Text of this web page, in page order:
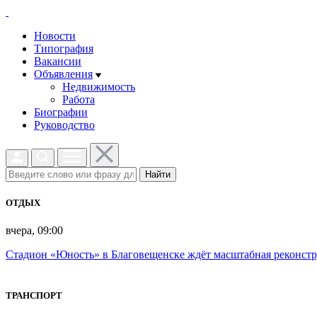
Новости
Типография
Вакансии
Объявления
Недвижимость
Работа
Биографии
Руководство
Найти
ОТДЫХ
вчера, 09:00
Стадион «Юность» в Благовещенске ждёт масштабная
ТРАНСПОРТ